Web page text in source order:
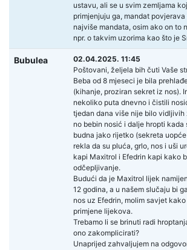
ustavu, ali se u svim zemljama
primjenjuju ga, mandat
najviše mandata, osim ako on to
npr. o takvim uzorima kao što je
Bubulea
02.04.2025. 11:45
Poštovani, željela bih čuti Vaše
Beba od 8 mjeseci je bila
(kihanje, proziran sekret iz nos).
nekoliko puta dnevno i čistili
tjedan dana više nije bilo
no bebin nosić i dalje hropti kada
budna jako rijetko (sekreta
rekla da su pluća, grlo, nos i uši
kapi Maxitrol i Efedrin kapi kako
odčepljivanje.
Budući da je Maxitrol lijek
12 godina, a u našem slučaju bi
nos uz Efedrin, molim savjet
primjene lijekova.
Trebamo li se brinuti radi
ono zakomplicirati?
Unaprijed zahvaljujem na